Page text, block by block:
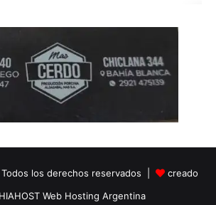
los derechos reservados |
creado
Web Hosting Argentina